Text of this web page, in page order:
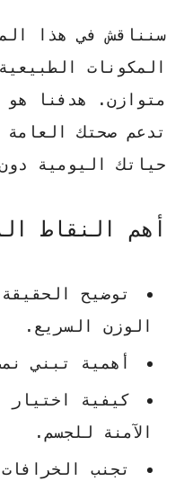
سنناقش في هذا
المكونات
متوازن. هدفنا هو
تدعم صحتك
حياتك اليومية
أهم النقاط
توضيح
الوزن السريع.
أهمية تبني
كيفية اختيار
الآمنة للجسم.
تجنب